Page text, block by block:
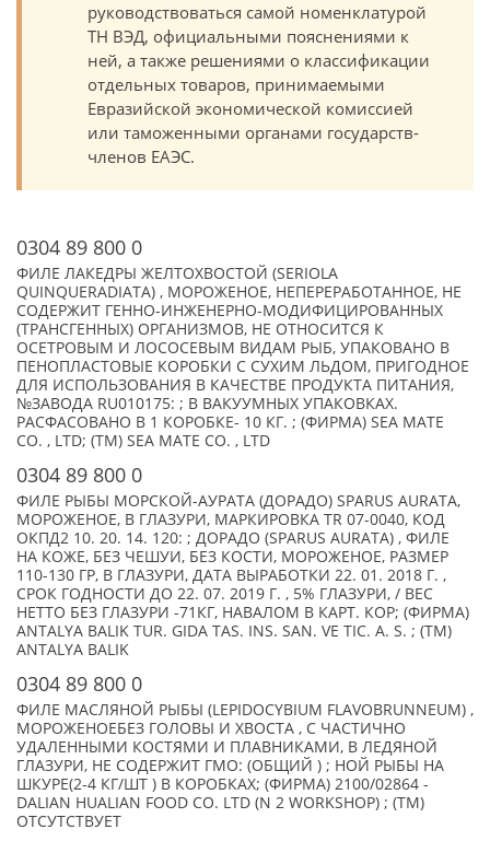
руководствоваться самой номенклатурой
ТН ВЭД, официальными пояснениями к
ней, а также решениями о классификации
отдельных товаров, принимаемыми
Евразийской экономической комиссией
или таможенными органами государств-
членов ЕАЭС.
0304 89 800 0
ФИЛЕ ЛАКЕДРЫ ЖЕЛТОХВОСТОЙ (SERIOLA
QUINQUERADIATA) , МОРОЖЕНОЕ, НЕПЕРЕРАБОТАННОЕ, НЕ
СОДЕРЖИТ ГЕННО-ИНЖЕНЕРНО-МОДИФИЦИРОВАННЫХ
(ТРАНСГЕННЫХ) ОРГАНИЗМОВ, НЕ ОТНОСИТСЯ К
ОСЕТРОВЫМ И ЛОСОСЕВЫМ ВИДАМ РЫБ, УПАКОВАНО В
ПЕНОПЛАСТОВЫЕ КОРОБКИ С СУХИМ ЛЬДОМ, ПРИГОДНОЕ
ДЛЯ ИСПОЛЬЗОВАНИЯ В КАЧЕСТВЕ ПРОДУКТА ПИТАНИЯ,
№ЗАВОДА RU010175: ; В ВАКУУМНЫХ УПАКОВКАХ.
РАСФАСОВАНО В 1 КОРОБКЕ- 10 КГ. ; (ФИРМА) SEA MATE
CO. , LTD; (TM) SEA MATE CO. , LTD
0304 89 800 0
ФИЛЕ РЫБЫ МОРСКОЙ-АУРАТА (ДОРАДО) SPARUS AURATA,
МОРОЖЕНОЕ, В ГЛАЗУРИ, МАРКИРОВКА TR 07-0040, КОД
ОКПД2 10. 20. 14. 120: ; ДОРАДО (SPARUS AURATA) , ФИЛЕ
НА КОЖЕ, БЕЗ ЧЕШУИ, БЕЗ КОСТИ, МОРОЖЕНОЕ, РАЗМЕР
110-130 ГР, В ГЛАЗУРИ, ДАТА ВЫРАБОТКИ 22. 01. 2018 Г. ,
СРОК ГОДНОСТИ ДО 22. 07. 2019 Г. , 5% ГЛАЗУРИ, / ВЕС
НЕТТО БЕЗ ГЛАЗУРИ -71КГ, НАВАЛОМ В КАРТ. КОР; (ФИРМА)
ANTALYA BALIK TUR. GIDA TAS. INS. SAN. VE TIC. A. S. ; (TM)
ANTALYA BALIK
0304 89 800 0
ФИЛЕ МАСЛЯНОЙ РЫБЫ (LEPIDOCYBIUM FLAVOBRUNNEUM) ,
МОРОЖЕНОЕБЕЗ ГОЛОВЫ И ХВОСТА , С ЧАСТИЧНО
УДАЛЕННЫМИ КОСТЯМИ И ПЛАВНИКАМИ, В ЛЕДЯНОЙ
ГЛАЗУРИ, НЕ СОДЕРЖИТ ГМО: (ОБЩИЙ ) ; НОЙ РЫБЫ НА
ШКУРЕ(2-4 КГ/ШТ ) В КОРОБКАХ; (ФИРМА) 2100/02864 -
DALIAN HUALIAN FOOD CO. LTD (N 2 WORKSHOP) ; (TM)
ОТСУТСТВУЕТ